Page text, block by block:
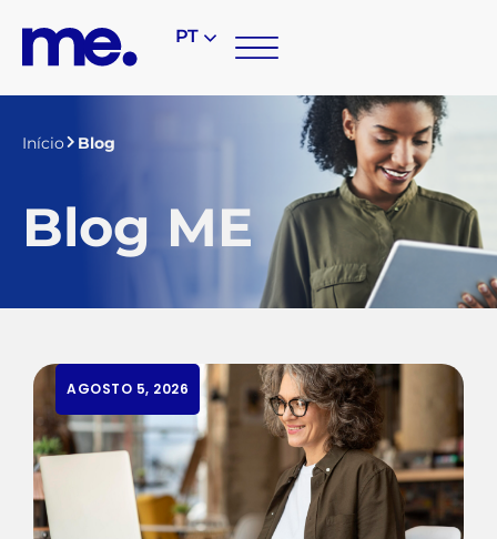
PT
Início Blog
Blog ME
AGOSTO 5, 2026